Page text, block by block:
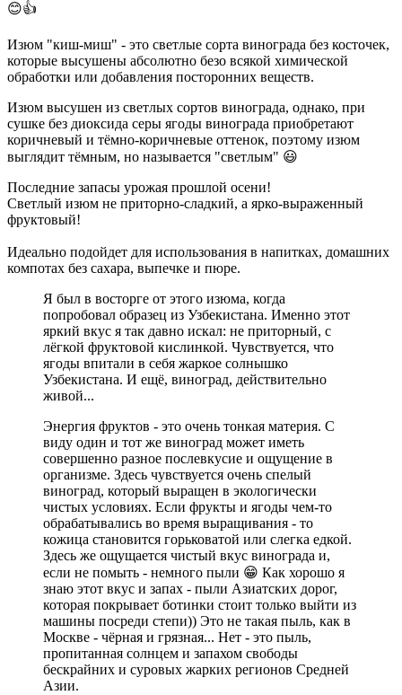
😊👍
Изюм "киш-миш" - это светлые сорта винограда без косточек,
которые высушены абсолютно безо всякой химической
обработки или добавления посторонних веществ.
Изюм высушен из светлых сортов винограда, однако, при
сушке без диоксида серы ягоды винограда приобретают
коричневый и тёмно-коричневые оттенок, поэтому изюм
выглядит тёмным, но называется "светлым" 😃
Последние запасы урожая прошлой осени!
Светлый изюм не приторно-сладкий, а ярко-выраженный
фруктовый!
Идеально подойдет для использования в напитках, домашних
компотах без сахара, выпечке и пюре.
Я был в восторге от этого изюма, когда
попробовал образец из Узбекистана. Именно этот
яркий вкус я так давно искал: не приторный, с
лёгкой фруктовой кислинкой. Чувствуется, что
ягоды впитали в себя жаркое солнышко
Узбекистана. И ещё, виноград, действительно
живой...
Энергия фруктов - это очень тонкая материя. С
виду один и тот же виноград может иметь
совершенно разное послевкусие и ощущение в
организме. Здесь чувствуется очень спелый
виноград, который выращен в экологически
чистых условиях. Если фрукты и ягоды чем-то
обрабатывались во время выращивания - то
кожица становится горьковатой или слегка едкой.
Здесь же ощущается чистый вкус винограда и,
если не помыть - немного пыли 😁 Как хорошо я
знаю этот вкус и запах - пыли Азиатских дорог,
которая покрывает ботинки стоит только выйти из
машины посреди степи)) Это не такая пыль, как в
Москве - чёрная и грязная... Нет - это пыль,
пропитанная солнцем и запахом свободы
бескрайних и суровых жарких регионов Средней
Азии.